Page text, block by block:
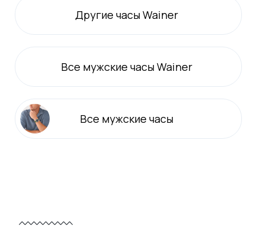
Другие часы Wainer
Все мужские часы Wainer
Все мужские часы